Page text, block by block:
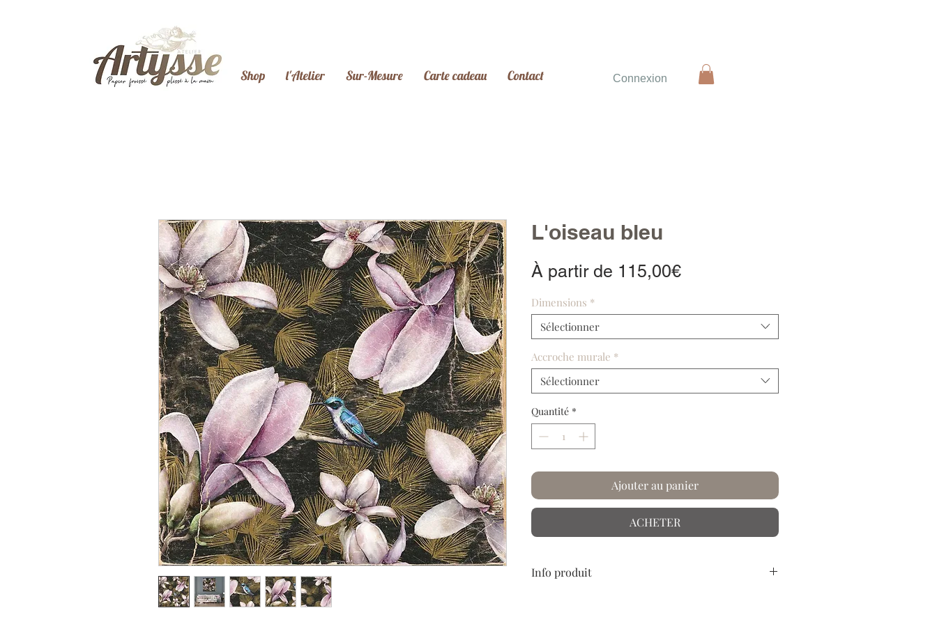
Shop l'Atelier Sur-Mesure Carte cadeau Contact Connexion
L'oiseau bleu
À partir de 115,00€Prix
Dimensions *
Sélectionner
Accroche murale *
Sélectionner
Quantité *
Ajouter au panier
ACHETER
Info produit